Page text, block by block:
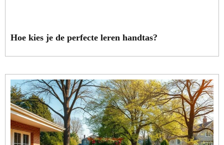
Hoe kies je de perfecte leren handtas?